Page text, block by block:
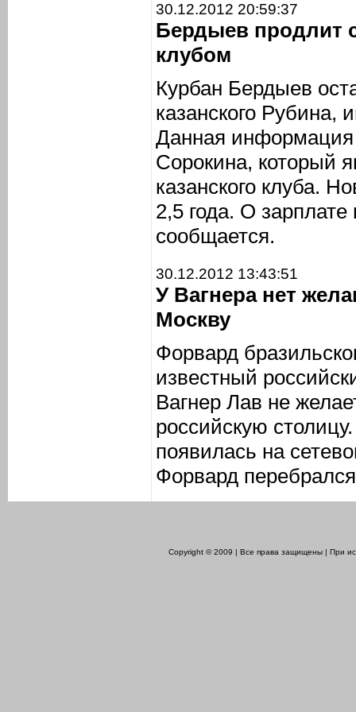
30.12.2012 20:59:37
Бердыев продлит
клубом
Курбан Бердыев
казанского
Данная информация
Сорокина, который
казанского клуба.
2,5 года. О
сообщается.
30.12.2012 13:43:51
У Вагнера нет
Москву
Форвард
известный
Вагнер Лав не
российскую
появилась на
Форвард
Copyright © 2009 | Все права защищены | При